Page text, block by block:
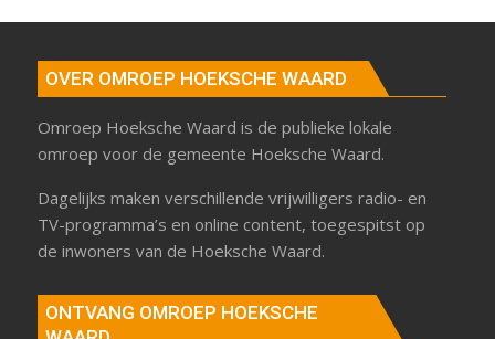
OVER OMROEP HOEKSCHE WAARD
Omroep Hoeksche Waard is de publieke lokale
omroep voor de gemeente Hoeksche Waard.
Dagelijks maken verschillende vrijwilligers radio- en
TV-programma’s en online content, toegespitst op
de inwoners van de Hoeksche Waard.
ONTVANG OMROEP HOEKSCHE